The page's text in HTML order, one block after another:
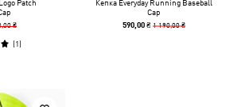
Patch
₴
(1)
Кепка Everyday Running Baseball
Cap
590,00 ₴ 1 190,00 ₴